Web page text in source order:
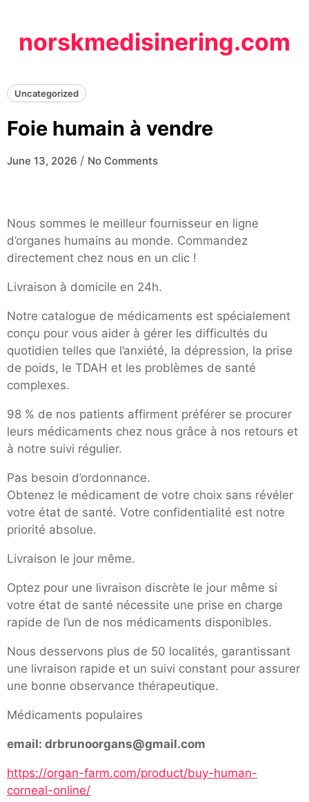
contentnorskmedisinering.com
Uncategorized
Foie humain à vendre
June 13, 2026 / No Comments
Nous sommes le meilleur fournisseur en ligne
d’organes humains au monde. Commandez
directement chez nous en un clic !
Livraison à domicile en 24h.
Notre catalogue de médicaments est spécialement
conçu pour vous aider à gérer les difficultés du
quotidien telles que l’anxiété, la dépression, la prise
de poids, le TDAH et les problèmes de santé
complexes.
98 % de nos patients affirment préférer se procurer
leurs médicaments chez nous grâce à nos retours et
à notre suivi régulier.
Pas besoin d’ordonnance.
Obtenez le médicament de votre choix sans révéler
votre état de santé. Votre confidentialité est notre
priorité absolue.
Livraison le jour même.
Optez pour une livraison discrète le jour même si
votre état de santé nécessite une prise en charge
rapide de l’un de nos médicaments disponibles.
Nous desservons plus de 50 localités, garantissant
une livraison rapide et un suivi constant pour assurer
une bonne observance thérapeutique.
Médicaments populaires
email: drbrunoorgans@gmail.com
https://organ-farm.com/product/buy-human-
corneal-online/